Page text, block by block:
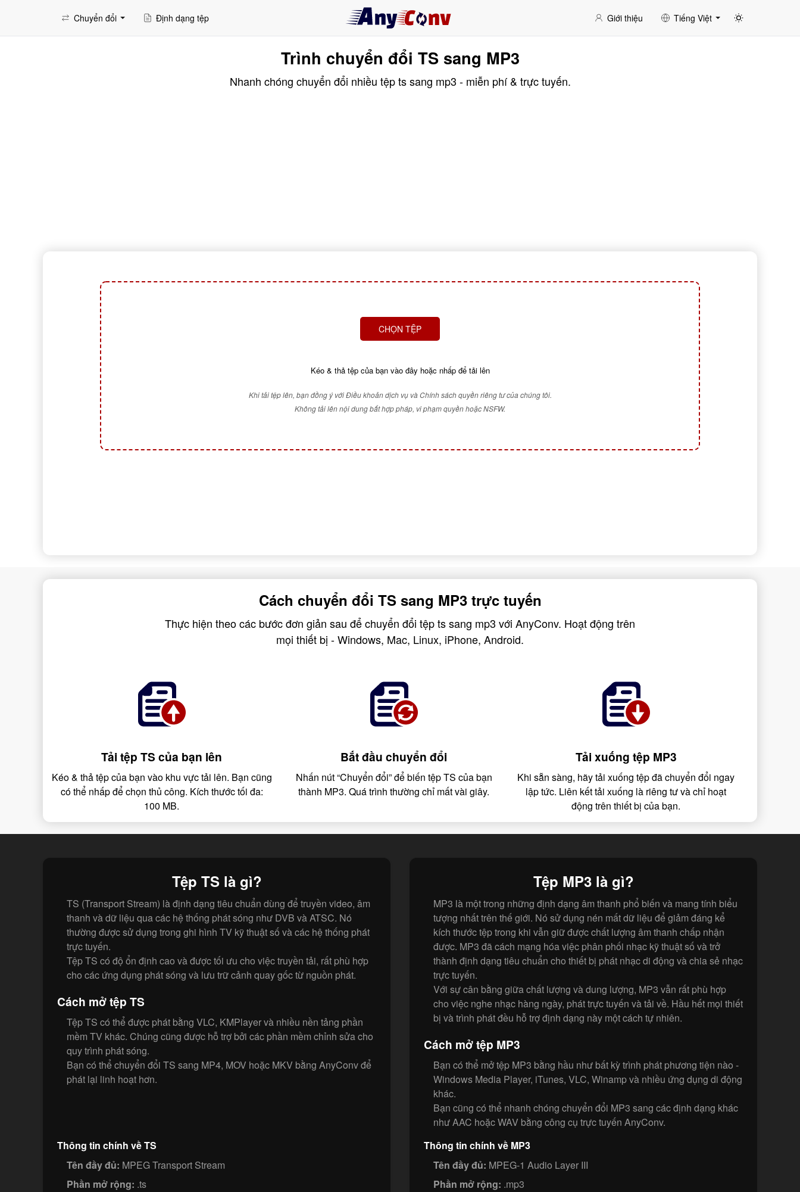
Chuyển đổi Định dạng tệp Giới thiệu Tiếng Việt
Trình chuyển đổi TS sang MP3
Nhanh chóng chuyển đổi nhiều tệp ts sang mp3 - miễn phí & trực tuyến.
CHỌN TỆP
Kéo & thả tệp của bạn vào đây hoặc nhấp để tải lên
Khi tải tệp lên, bạn đồng ý với Điều khoản dịch vụ và Chính sách quyền riêng tư của chúng tôi.
Không tải lên nội dung bất hợp pháp, vi phạm quyền hoặc NSFW.
Cách chuyển đổi TS sang MP3 trực tuyến
Thực hiện theo các bước đơn giản sau để chuyển đổi tệp ts sang mp3 với AnyConv. Hoạt động trên
mọi thiết bị - Windows, Mac, Linux, iPhone, Android.
Tải tệp TS của bạn lên
Kéo & thả tệp của bạn vào khu vực tải lên. Bạn cũng
có thể nhấp để chọn thủ công. Kích thước tối đa:
100 MB.
Bắt đầu chuyển đổi
Nhấn nút “Chuyển đổi” để biến tệp TS của bạn
thành MP3. Quá trình thường chỉ mất vài giây.
Tải xuống tệp MP3
Khi sẵn sàng, hãy tải xuống tệp đã chuyển đổi ngay
lập tức. Liên kết tải xuống là riêng tư và chỉ hoạt
động trên thiết bị của bạn.
Tệp TS là gì?
TS (Transport Stream) là định dạng tiêu chuẩn dùng để truyền video, âm
thanh và dữ liệu qua các hệ thống phát sóng như DVB và ATSC. Nó
thường được sử dụng trong ghi hình TV kỹ thuật số và các hệ thống phát
trực tuyến.
Tệp TS có độ ổn định cao và được tối ưu cho việc truyền tải, rất phù hợp
cho các ứng dụng phát sóng và lưu trữ cảnh quay gốc từ nguồn phát.
Cách mở tệp TS
Tệp TS có thể được phát bằng VLC, KMPlayer và nhiều nền tảng phần
mềm TV khác. Chúng cũng được hỗ trợ bởi các phần mềm chỉnh sửa cho
quy trình phát sóng.
Bạn có thể chuyển đổi TS sang MP4, MOV hoặc MKV bằng AnyConv để
phát lại linh hoạt hơn.
Thông tin chính về TS
Tên đầy đủ: MPEG Transport Stream
Phần mở rộng: .ts
Tệp MP3 là gì?
MP3 là một trong những định dạng âm thanh phổ biến và mang tính biểu
tượng nhất trên thế giới. Nó sử dụng nén mất dữ liệu để giảm đáng kể
kích thước tệp trong khi vẫn giữ được chất lượng âm thanh chấp nhận
được. MP3 đã cách mạng hóa việc phân phối nhạc kỹ thuật số và trở
thành định dạng tiêu chuẩn cho thiết bị phát nhạc di động và chia sẻ nhạc
trực tuyến.
Với sự cân bằng giữa chất lượng và dung lượng, MP3 vẫn rất phù hợp
cho việc nghe nhạc hàng ngày, phát trực tuyến và tải về. Hầu hết mọi thiết
bị và trình phát đều hỗ trợ định dạng này một cách tự nhiên.
Cách mở tệp MP3
Bạn có thể mở tệp MP3 bằng hầu như bất kỳ trình phát phương tiện nào -
Windows Media Player, iTunes, VLC, Winamp và nhiều ứng dụng di động
khác.
Bạn cũng có thể nhanh chóng chuyển đổi MP3 sang các định dạng khác
như AAC hoặc WAV bằng công cụ trực tuyến AnyConv.
Thông tin chính về MP3
Tên đầy đủ: MPEG-1 Audio Layer III
Phần mở rộng: .mp3